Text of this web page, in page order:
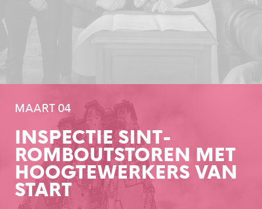
MAART 04
INSPECTIE SINT-
ROMBOUTSTOREN MET
HOOGTEWERKERS VAN
START